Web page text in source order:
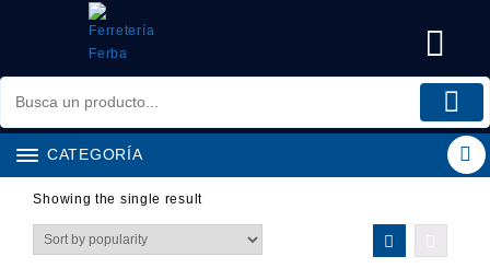
CATEGORÍA
Showing the single result